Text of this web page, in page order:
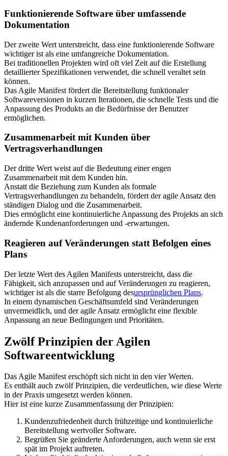
Funktionierende Software über umfassende
Dokumentation
Der zweite Wert unterstreicht, dass eine funktionierende Software
wichtiger ist als eine umfangreiche Dokumentation.
Bei traditionellen Projekten wird oft viel Zeit auf die Erstellung
detaillierter Spezifikationen verwendet, die schnell veraltet sein
können.
Das Agile Manifest fördert die Bereitstellung funktionaler
Softwareversionen in kurzen Iterationen, die schnelle Tests und die
Anpassung des Produkts an die Bedürfnisse der Benutzer
ermöglichen.
Zusammenarbeit mit Kunden über
Vertragsverhandlungen
Der dritte Wert weist auf die Bedeutung einer engen
Zusammenarbeit mit dem Kunden hin.
Anstatt die Beziehung zum Kunden als formale
Vertragsverhandlungen zu behandeln, fördert der agile Ansatz den
ständigen Dialog und die Zusammenarbeit.
Dies ermöglicht eine kontinuierliche Anpassung des Projekts an sich
ändernde Kundenanforderungen und -erwartungen.
Reagieren auf Veränderungen statt Befolgen eines
Plans
Der letzte Wert des Agilen Manifests unterstreicht, dass die
Fähigkeit, sich anzupassen und auf Veränderungen zu reagieren,
wichtiger ist als die starre Befolgung desursprünglichen Plans.
In einem dynamischen Geschäftsumfeld sind Veränderungen
unvermeidlich, und der agile Ansatz ermöglicht eine flexible
Anpassung an neue Bedingungen und Prioritäten.
Zwölf Prinzipien der Agilen
Softwareentwicklung
Das Agile Manifest erschöpft sich nicht in den vier Werten.
Es enthält auch zwölf Prinzipien, die verdeutlichen, wie diese Werte
in der Praxis umgesetzt werden können.
Hier ist eine kurze Zusammenfassung der Prinzipien:
Kundenzufriedenheit durch frühzeitige und kontinuierliche
Bereitstellung wertvoller Software.
Begrüßen Sie geänderte Anforderungen, auch wenn sie erst
spät im Projekt auftreten.